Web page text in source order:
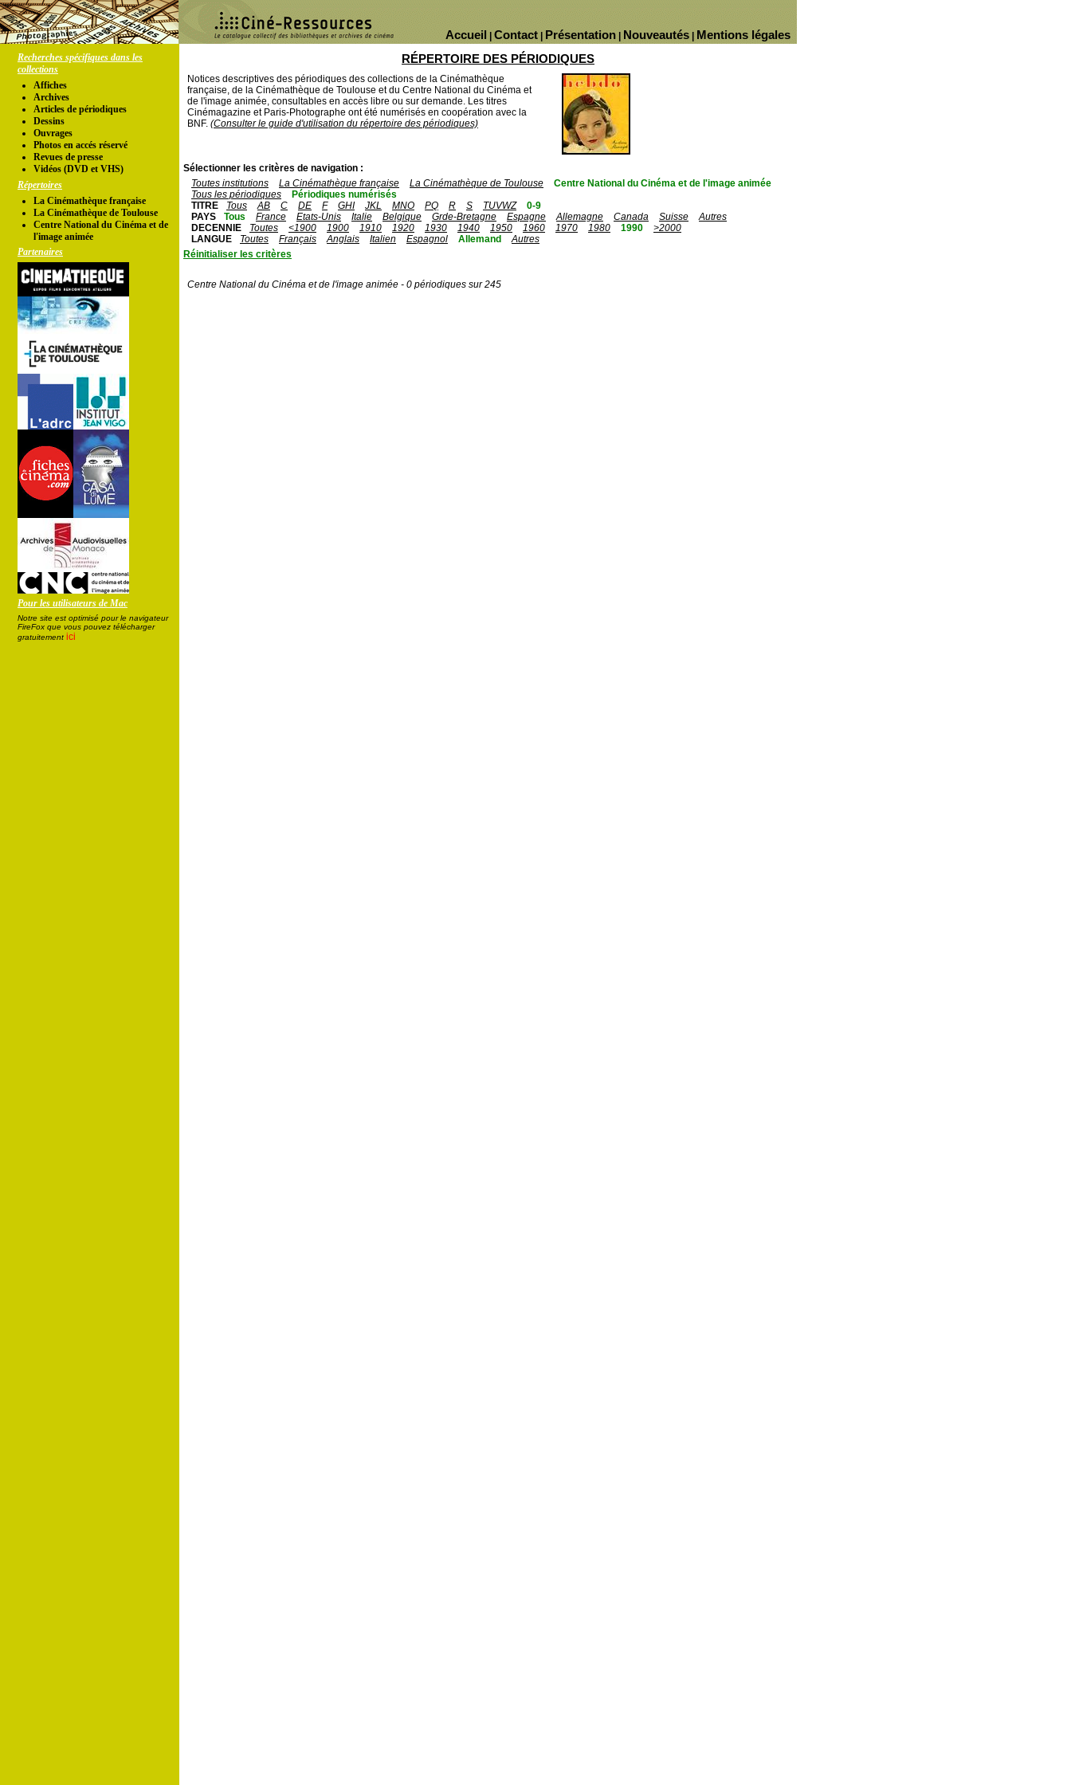
Mentions légales
Nouveautés
Présentation
Contact
Accueil
Recherches spécifiques dans les
collections
Affiches
Archives
Articles de périodiques
Dessins
Ouvrages
Photos en accés réservé
Revues de presse
Vidéos (DVD et VHS)
Répertoires
La Cinémathèque française
La Cinémathèque de Toulouse
Centre National du Cinéma et de
l'image animée
Partenaires
Pour les utilisateurs de Mac
Notre site est optimisé pour le navigateur
FireFox que vous pouvez télécharger
gratuitement ici
RÉPERTOIRE DES PÉRIODIQUES
Notices descriptives des périodiques des collections de la Cinémathèque
française, de la Cinémathèque de Toulouse et du Centre National du Cinéma et
de l'image animée, consultables en accès libre ou sur demande. Les titres
Cinémagazine et Paris-Photographe ont été numérisés en coopération avec la
BNF. (Consulter le guide d'utilisation du répertoire des périodiques)
Sélectionner les critères de navigation :
Toutes institutions
La Cinémathèque française La Cinémathèque de Toulouse
Centre National du Cinéma et de l'image animée
Tous les périodiques
Périodiques numérisés
TITRE
Tous AB C DE F GHI JKL MNO PQ R S TUVWZ
0-9
PAYS
Tous France Etats-Unis Italie Belgique Grde-Bretagne Espagne Allemagne Canada Suisse
Autres
DECENNIE
Toutes <1900 1900 1910 1920 1930 1940 1950 1960 1970 1980 1990
>2000
LANGUE
Toutes Français Anglais Italien Espagnol Allemand
Autres
Réinitialiser les critères
Centre National du Cinéma et de l'image animée - 0 périodiques sur 245